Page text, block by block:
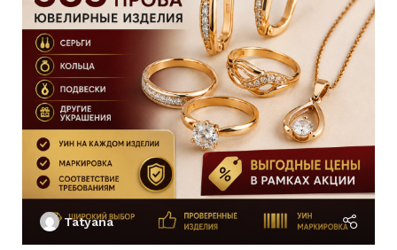
ВСТАВКА
КОЛИЧЕСТВО КАМНЕЙ 2
ХАРАКТЕРИСТИКА КАМНЯ
кр57-
0.17
ДЛЯ КОГО Женщинам
СОСТОЯНИЕ Б/У
ВСТАВКА
КОЛИЧЕСТВО КАМНЕЙ
РАЗМЕР КОЛЬЦА
ДЛЯ КОГО Женщинам
СОСТОЯНИЕ
Tatyana